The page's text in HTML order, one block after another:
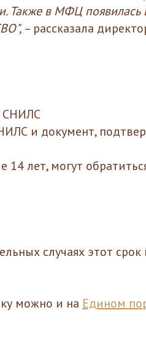
Также в МФЦ
– рассказала
СНИЛС
и документ,
лет, могут
случаях этот
можно и на Едином